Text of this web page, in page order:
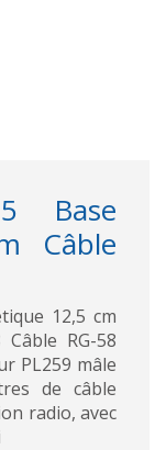
Base
Câble
12,5 cm
RG-58
PL259 mâle
de câble
radio, avec